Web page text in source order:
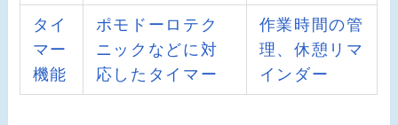
タイ
マー
機能
ポモドーロテク
ニックなどに対
応したタイマー
作業時間の管
理、休憩リマ
インダー